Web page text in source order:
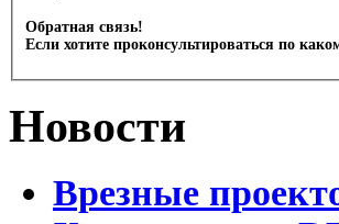
Обратная связь!
Если хотите проконсультироваться по
Новости
Врезные